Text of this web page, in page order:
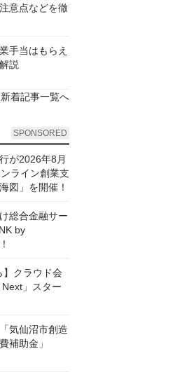
意点などを徹
手当はもらえ
説
新着記事一覧へ
SPONSORED
が2026年8月
ライン創業支
図」を開催！
総合金融サー
by
】クラウド会
」スター
気仙沼市創造
補助金」